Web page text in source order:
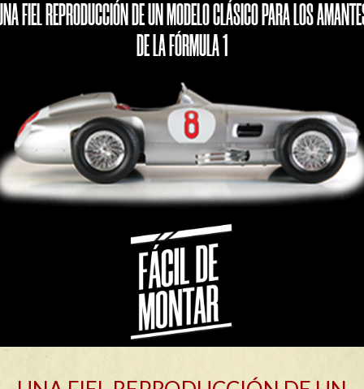
FIEL REPRODUCCIÓN DE UN MODELO CLÁSICO PARA LOS
DE LA FÓRMULA 1